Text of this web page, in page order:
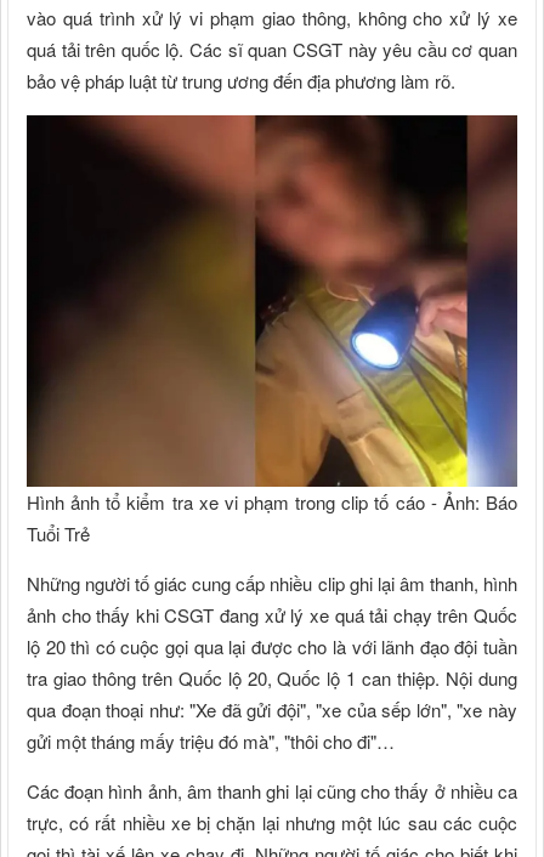
vào quá trình xử lý vi phạm giao thông, không cho xử lý xe
quá tải trên quốc lộ. Các sĩ quan CSGT này yêu cầu cơ quan
bảo vệ pháp luật từ trung ương đến địa phương làm rõ.
Hình ảnh tổ kiểm tra xe vi phạm trong clip tố cáo - Ảnh: Báo
Tuổi Trẻ
Những người tố giác cung cấp nhiều clip ghi lại âm thanh, hình
ảnh cho thấy khi CSGT đang xử lý xe quá tải chạy trên Quốc
lộ 20 thì có cuộc gọi qua lại được cho là với lãnh đạo đội tuần
tra giao thông trên Quốc lộ 20, Quốc lộ 1 can thiệp. Nội dung
qua đoạn thoại như: "Xe đã gửi đội", "xe của sếp lớn", "xe này
gửi một tháng mấy triệu đó mà", "thôi cho đi"…
Các đoạn hình ảnh, âm thanh ghi lại cũng cho thấy ở nhiều ca
trực, có rất nhiều xe bị chặn lại nhưng một lúc sau các cuộc